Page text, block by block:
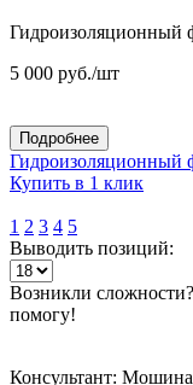
Гидроизоляционный
5 000 руб./шт
Подробнее
Гидроизоляционный
Купить в 1 клик
1 2 3 4 5
Выводить позиций:
Возникли
помогу!
Консультант: